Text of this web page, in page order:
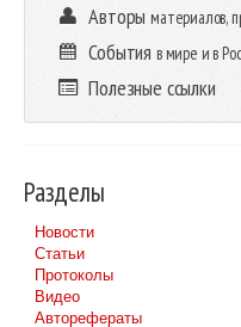
Авторыматериалов,
События в мире и в
Полезные ссылки
Разделы
Новости
Статьи
Протоколы
Видео
Авторефераты